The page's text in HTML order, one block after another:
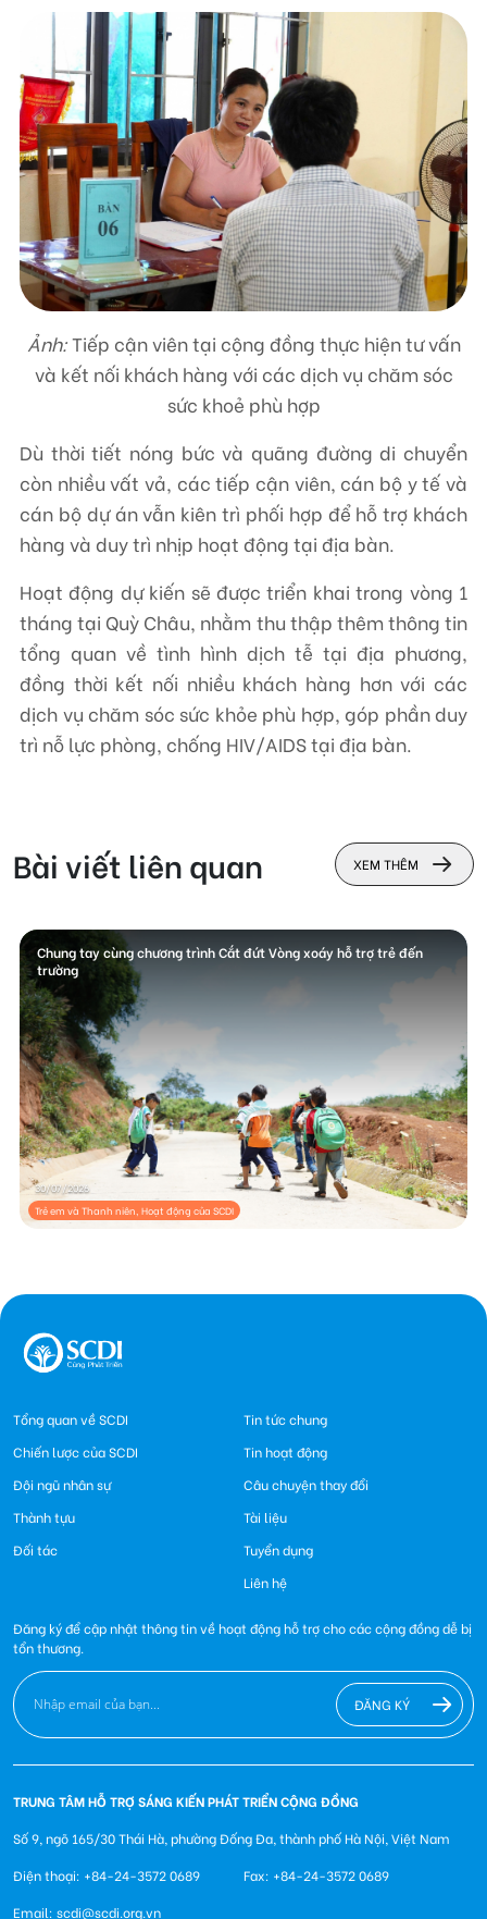
Ảnh:Tiếp cận viên tại cộng đồng thực hiện tư vấn
và kết nối khách hàng với các dịch vụ chăm sóc
sức khoẻ phù hợp
Dù thời tiết nóng bức và quãng đường di chuyển
còn nhiều vất vả, các tiếp cận viên, cán bộ y tế và
cán bộ dự án vẫn kiên trì phối hợp để hỗ trợ khách
hàng và duy trì nhịp hoạt động tại địa bàn.
Hoạt động dự kiến sẽ được triển khai trong vòng 1
tháng tại Quỳ Châu, nhằm thu thập thêm thông tin
tổng quan về tình hình dịch tễ tại địa phương,
đồng thời kết nối nhiều khách hàng hơn với các
dịch vụ chăm sóc sức khỏe phù hợp, góp phần duy
trì nỗ lực phòng, chống HIV/AIDS tại địa bàn.
Bài viết liên quan XEM THÊM
Chung tay cùng chương trình Cắt đứt Vòng xoáy hỗ trợ trẻ đến
trường
30/07/2026
Trẻ em và Thanh niên, Hoạt động của SCDI
Tổng quan về SCDI
Chiến lược của SCDI
Đội ngũ nhân sự
Thành tựu
Đối tác
Tin tức chung
Tin hoạt động
Câu chuyện thay đổi
Tài liệu
Tuyển dụng
Liên hệ
Đăng ký để cập nhật thông tin về hoạt động hỗ trợ cho các cộng đồng dễ bị
tổn thương.
ĐĂNG KÝ
TRUNG TÂM HỖ TRỢ SÁNG KIẾN PHÁT TRIỂN CỘNG ĐỒNG
Số 9, ngõ 165/30 Thái Hà, phường Đống Đa, thành phố Hà Nội, Việt Nam
Điện thoại: +84-24-3572 0689
Fax: +84-24-3572 0689
Email: scdi@scdi.org.vn